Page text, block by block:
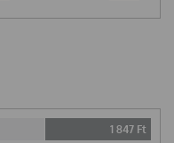
1 847 Ft